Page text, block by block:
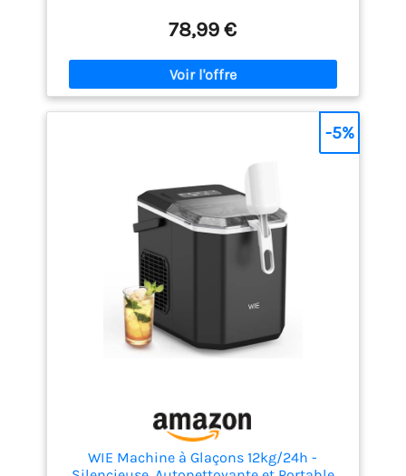
répond aisément aux besoins des réunions
familiales, événements sociaux ou professionnels.
Design compact, s’intègre partout- Avec ses
dimensions réduites (20,5 x 29,6 x 27,7 cm – plus
petit qu’une feuille A4), cette machine à glaçons se
glisse dans tout espace limité : plan de cuisine,
Nettoyage automatique en un seul geste- La
fonction d’auto-nettoyage intégrée assure une
hygiène impeccable et des glaçons cristallins sans
odeur. Le système de drainage simplifié évite toute
installation de tuyaux, pour un entretien rapide.
2 Tailles de Glaçons en Forme de Balle : Permet de
réaliser des glaçons en forme de balle en deux
tailles différentes. Les petits glaçons sont parfaits
pour garder les fruits de mer et la bière au frais. Les
gros glaçons sont idéaux pour les boissons et
assurent un refroidissement rapide. Il suffit
d'appuyer sur un bouton pour choisir la taille des
glaçons ; une utilisation simple.
glaçons (S/L) et signale clairement le réservoir
plein ou le faible niveau d’eau. Le couvercle
transparent offre une vue sur le processus de
fabrication.
Fonctionnement silencieux pour un
78,99 €
WIE Machine à Glaçons 12kg/24h -
-5%